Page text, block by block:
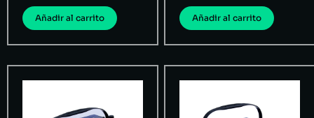
Añadir al carrito Añadir al carrito